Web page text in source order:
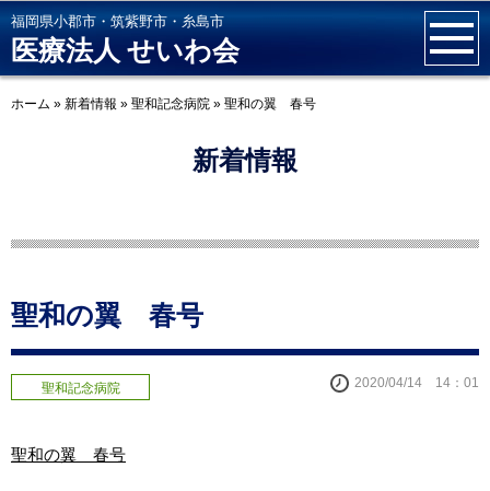
福岡県小郡市・筑紫野市・糸島市
医療法人 せいわ会
ホーム » 新着情報 » 聖和記念病院 » 聖和の翼 春号
新着情報
聖和の翼 春号
聖和記念病院 2020/04/14 14：01
聖和の翼 春号